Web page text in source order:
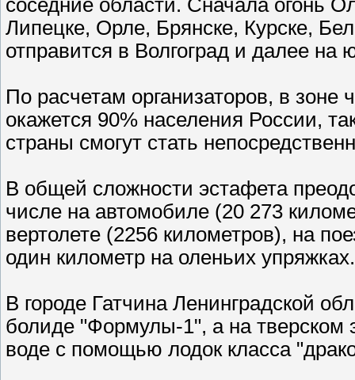
соседние области. Сначала огонь
Липецке, Орле, Брянске, Курске,
отправится в Волгоград и далее на
По расчетам организаторов, в
окажется 90% населения России,
страны смогут стать
В общей сложности эстафета
числе на автомобиле (20 273
вертолете (2256 километров), на
один километр на оленьих упряжках.
В городе Гатчина Ленинградской
болиде "Формулы-1", а на тверском
воде с помощью лодок класса